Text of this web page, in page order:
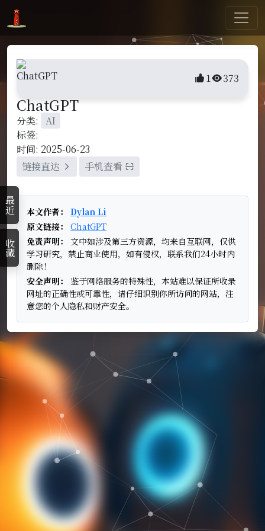
1 373
ChatGPT
分类:
AI
标签:
时间: 2025-06-23
链接直达
手机查看
本文作者：
Dylan Li
原文链接：
ChatGPT
免责声明：
文中如涉及第三方资源，均来自互联网，仅供
学习研究，禁止商业使用，如有侵权，联系我们24小时内
删除！
安全声明：
鉴于网络服务的特殊性，本站难以保证所收录
网址的正确性或可靠性，请仔细识别你所访问的网站，注
意您的个人隐私和财产安全。
最近
收藏